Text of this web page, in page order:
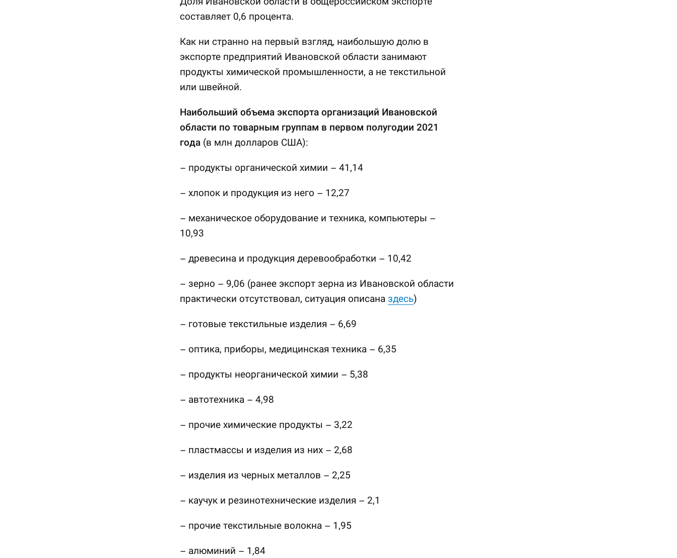
составляет 0,6 процента.
Как ни странно на первый взгляд, наибольшую долю в
экспорте предприятий Ивановской области занимают
продукты химической промышленности, а не текстильной
или швейной.
Наибольший объема экспорта организаций Ивановской
области по товарным группам в первом полугодии 2021
года(в млн долларов США):
– продукты органической химии – 41,14
– хлопок и продукция из него – 12,27
– механическое оборудование и техника, компьютеры –
10,93
– древесина и продукция деревообработки – 10,42
– зерно – 9,06 (ранее экспорт зерна из Ивановской области
практически отсутствовал, ситуация описана здесь)
– готовые текстильные изделия – 6,69
– оптика, приборы, медицинская техника – 6,35
– продукты неорганической химии – 5,38
– автотехника – 4,98
– прочие химические продукты – 3,22
– пластмассы и изделия из них – 2,68
– изделия из черных металлов – 2,25
– каучук и резинотехнические изделия – 2,1
– прочие текстильные волокна – 1,95
– алюминий – 1,84